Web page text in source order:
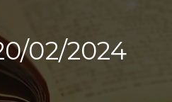
02/2024